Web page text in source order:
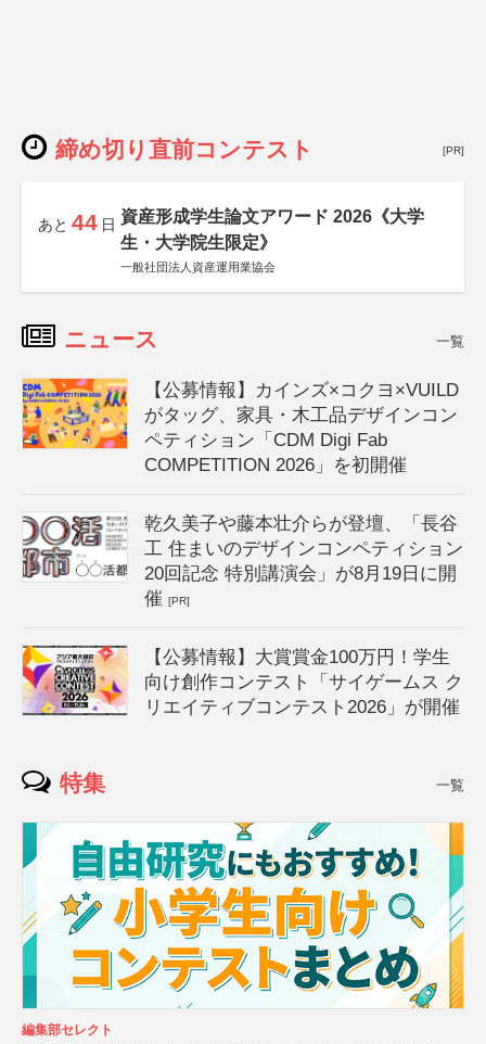
締め切り直前コンテスト [PR]
あと 44 日 資産形成学生論文アワード 2026《大学
生・大学院生限定》
一般社団法人資産運用業協会
ニュース 一覧
【公募情報】カインズ×コクヨ×VUILD
がタッグ、家具・木工品デザインコン
ペティション「CDM Digi Fab
COMPETITION 2026」を初開催
乾久美子や藤本壮介らが登壇、「長谷
工 住まいのデザインコンペティション
20回記念 特別講演会」が8月19日に開
催[PR]
【公募情報】大賞賞金100万円！学生
向け創作コンテスト「サイゲームス ク
リエイティブコンテスト2026」が開催
特集 一覧
編集部セレクト